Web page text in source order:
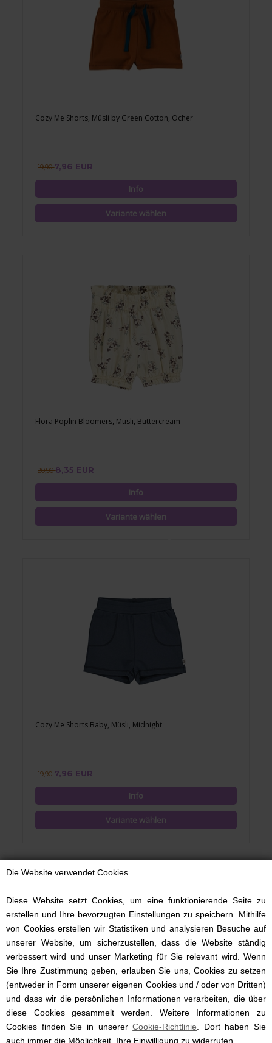
Die Website verwendet Cookies
Diese Website setzt Cookies, um eine funktionierende Seite zu
erstellen und Ihre bevorzugten Einstellungen zu speichern. Mithilfe
von Cookies erstellen wir Statistiken und analysieren Besuche auf
unserer Website, um sicherzustellen, dass die Website ständig
verbessert wird und unser Marketing für Sie relevant wird. Wenn
Sie Ihre Zustimmung geben, erlauben Sie uns, Cookies zu setzen
(entweder in Form unserer eigenen Cookies und / oder von Dritten)
und dass wir die persönlichen Informationen verarbeiten, die über
diese Cookies gesammelt werden. Weitere Informationen zu
Cookies finden Sie in unsererCookie-Richtlinie . Dort haben Sie
auch immer die Möglichkeit, Ihre Einwilligung zu widerrufen.
Cozy Me Shorts, Müsli by Green Cotton, Ocher
19,907,96 EUR
Flora Poplin Bloomers, Müsli, Buttercream
20,908,35 EUR
Cozy Me Shorts Baby, Müsli, Midnight
19,907,96 EUR
Shorts Dino, Petit Sofie Schnoor, Dusty Blue